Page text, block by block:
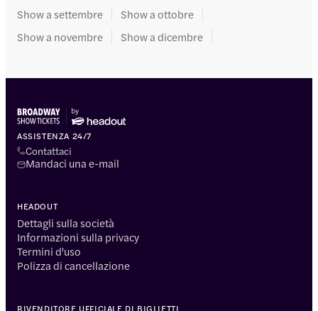
Show a settembre
Show a ottobre
Show a novembre
Show a dicembre
ASSISTENZA 24/7
Contattaci
Mandaci una e-mail
HEADOUT
Dettagli sulla società
Informazioni sulla privacy
Termini d'uso
Polizza di cancellazione
RIVENDITORE UFFICIALE DI BIGLIETTI